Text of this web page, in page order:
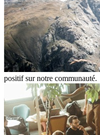
positif sur notre communauté.